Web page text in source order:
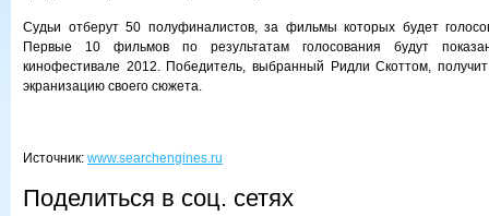
Судьи отберут 50 полуфиналистов, за фильмы которых будет
Первые 10 фильмов по результатам голосования будут
кинофестивале 2012. Победитель, выбранный Ридли Скоттом,
экранизацию своего сюжета.
Источник: www.searchengines.ru
Поделиться в соц. сетях